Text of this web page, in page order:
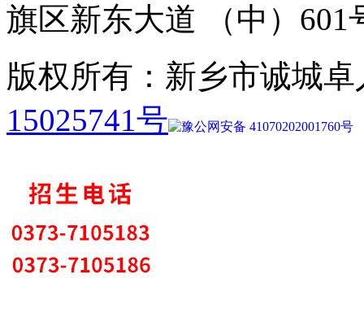
旗区新东大道 （中）601
版权所有：新乡市诚城
15025741号
豫公网安备 41070202001760号